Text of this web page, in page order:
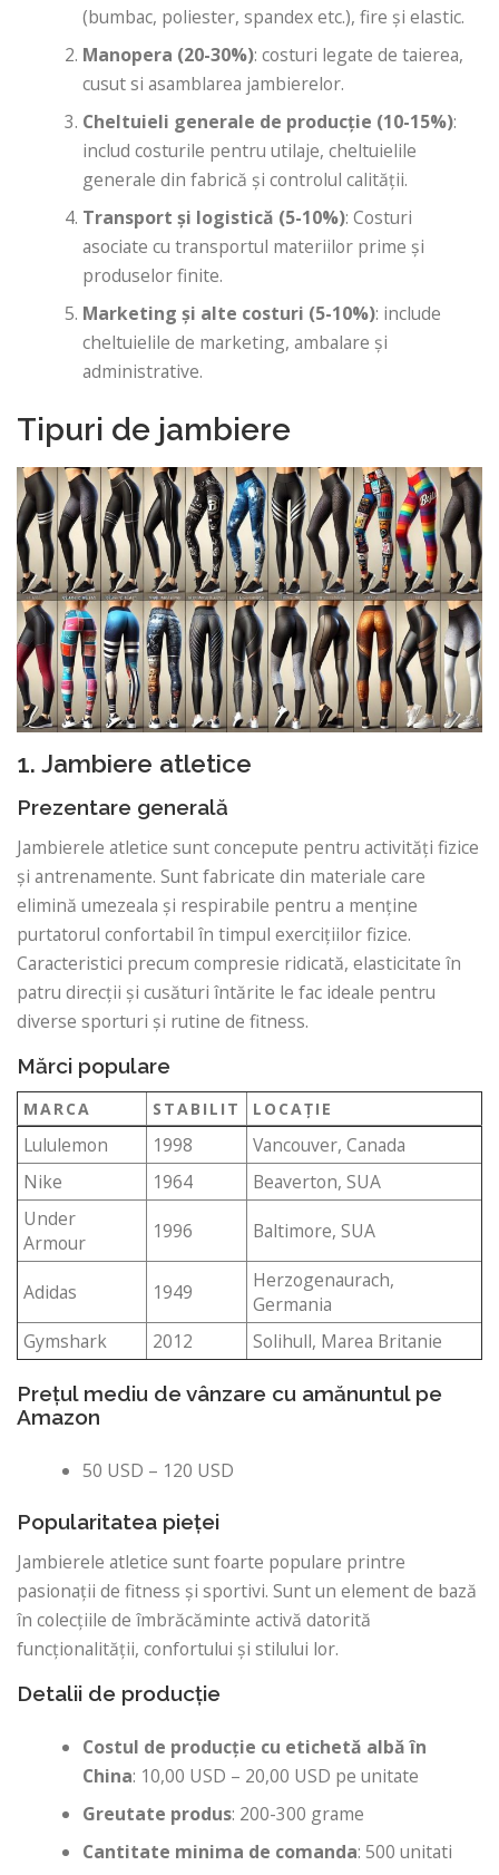
(bumbac, poliester, spandex etc.), fire și elastic.
Manopera (20-30%): costuri legate de taierea,
cusut si asamblarea jambierelor.
Cheltuieli generale de producție (10-15%):
includ costurile pentru utilaje, cheltuielile
generale din fabrică și controlul calității.
Transport și logistică (5-10%): Costuri
asociate cu transportul materiilor prime și
produselor finite.
Marketing și alte costuri (5-10%): include
cheltuielile de marketing, ambalare și
administrative.
Tipuri de jambiere
1. Jambiere atletice
Prezentare generală
Jambierele atletice sunt concepute pentru activități fizice
și antrenamente. Sunt fabricate din materiale care
elimină umezeala și respirabile pentru a menține
purtatorul confortabil în timpul exercițiilor fizice.
Caracteristici precum compresie ridicată, elasticitate în
patru direcții și cusături întărite le fac ideale pentru
diverse sporturi și rutine de fitness.
Mărci populare
MARCA STABILIT LOCAŢIE
Lululemon 1998
Vancouver, Canada
Nike
1964
Beaverton, SUA
Under
Armour
1996 Baltimore, SUA
Adidas 1949
Herzogenaurach,
Germania
Gymshark
2012 Solihull, Marea Britanie
Prețul mediu de vânzare cu amănuntul pe
Amazon
50 USD – 120 USD
Popularitatea pieței
Jambierele atletice sunt foarte populare printre
pasionații de fitness și sportivi. Sunt un element de bază
în colecțiile de îmbrăcăminte activă datorită
funcționalității, confortului și stilului lor.
Detalii de producție
Costul de producție cu etichetă albă în
China: 10,00 USD – 20,00 USD pe unitate
Greutate produs: 200-300 grame
Cantitate minima de comanda: 500 unitati